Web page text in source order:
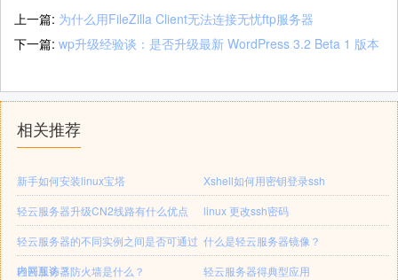
上一篇: 为什么用FileZilla Client无法连接无忧ftp服务器
下一篇: wp升级经验谈：是否升级最新 WordPress 3.2 Beta 1 版本
相关推荐
新手如何安装linux宝塔
Xshell如何用密钥登录ssh
轻云服务器升级CN2线路有什么优点
linux 更改ssh密码
轻云服务器的不同实例之间是否可通过
内网互访？
什么是轻云服务器镜像？
轻云服务器防火墙是什么？
轻云服务器得典型应用